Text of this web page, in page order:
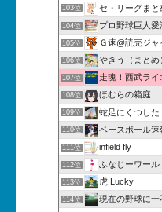
103位 セ・リーグまと
104位 プロ野球巨人
105位 Ｇ速@読売ジ
106位 やきう（まとめ
107位 走魂！西武ライ
108位 ほむらの箱庭
109位 蛇足にくつした
110位 ベースボール
111位 infield fly
112位 ふなじーワール
113位 虎 Lucky
114位 現在の野球に一